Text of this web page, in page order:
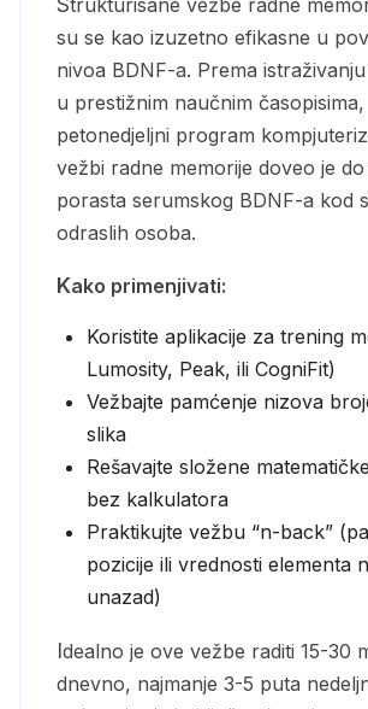
su se kao izuzetno efikasne u
nivoa BDNF-a. Prema
u prestižnim naučnim časopisima,
petonedjeljni program
vežbi radne memorije doveo je
porasta serumskog BDNF-a kod
odraslih osoba.
Kako primenjivati:
Koristite aplikacije za trening
Lumosity, Peak, ili CogniFit)
Vežbajte pamćenje nizova
slika
Rešavajte složene
bez kalkulatora
Praktikujte vežbu “n-back”
pozicije ili vrednosti elementa
unazad)
Idealno je ove vežbe raditi 15-30 minuta
dnevno, najmanje 3-5 puta